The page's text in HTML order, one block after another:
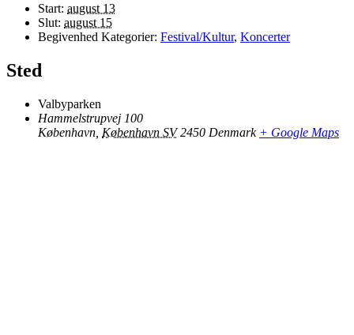
Start: august 13
Slut: august 15
Begivenhed Kategorier: Festival/Kultur, Koncerter
Sted
Valbyparken
Hammelstrupvej 100
København København SV 2450 Denmark + Google Maps